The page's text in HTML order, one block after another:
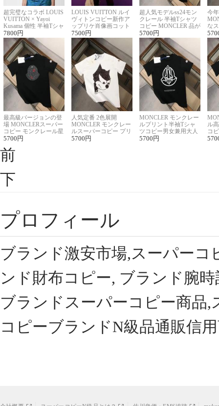
超完璧なコラボ LOUIS
VUITTON × Yayoi
Kusama 個性 半袖Tシャ
ツコピー男女兼用
7800 円
LOUIS VUITTON ルイ
ヴィトンコピー新作ア
ップリケ肖像画コット
ンニット半袖Tシャツ
7500 円
超人気モデルss24モン
クレール 半袖Tシャツ
コピー MONCLER 品が
良く見た目
5700 円
今
な
ル
最高級バージョンの登
場 MONCLERスーパー
コピー モンクレール星
座半袖Tシャツ
5700 円
人気定番 2色展開
MONCLER モンクレー
ルスーパーコピー プリ
ント半袖Tシャツ
5700 円
MONCLER モンクレー
ルプリント半袖Tシャ
ツコピー男女兼用大人
可愛い春夏コーデ
5700 円
ル
コ
ィ
前
下
プロフィール
ブランド激安市場,スーパー
ンド財布コピー, ブランド腕
ブランドスーパーコピー商品
コピーブランドN級品通販信